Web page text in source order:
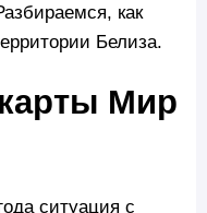
как
Белиза.
Мир
ситуация с